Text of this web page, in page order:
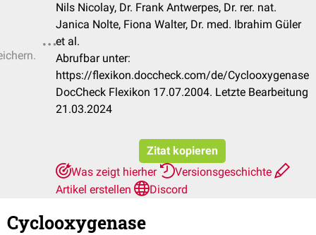
Nils Nicolay, Dr. Frank Antwerpes, Dr. rer. nat.
Janica Nolte, Fiona Walter, Dr. med. Ibrahim Güler
et al.
Abrufbar unter:
https://flexikon.doccheck.com/de/Cyclooxygenase
DocCheck Flexikon 17.07.2004. Letzte Bearbeitung
21.03.2024
Zitat kopieren
Was zeigt hierher
Versionsgeschichte
Artikel erstellen
Discord
Cyclooxygenase